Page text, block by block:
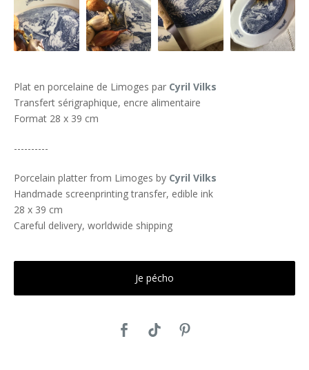
Plat en porcelaine de Limoges par Cyril Vilks
Transfert sérigraphique, encre alimentaire
Format 28 x 39 cm
----------
Porcelain platter from Limoges by Cyril Vilks
Handmade screenprinting transfer, edible ink
28 x 39 cm
Careful delivery, worldwide shipping
Je pécho